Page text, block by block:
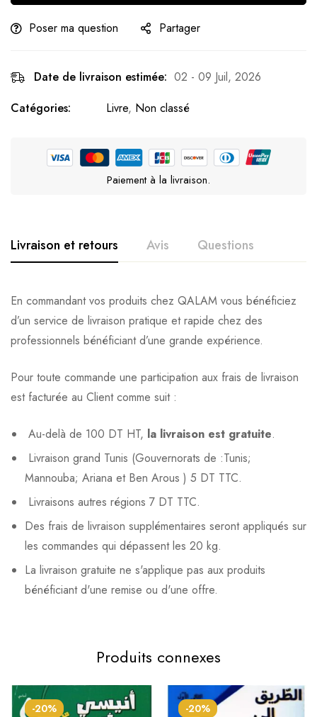
Poser ma question Partager
Date de livraison estimée: 02 - 09 Juil, 2026
Catégories:
Livre, Non classé
Paiement à la livraison.
Livraison et retours Avis Questions
En commandant vos produits chez QALAM vous bénéficiez
d’un service de livraison pratique et rapide chez des
professionnels bénéficiant d’une grande expérience.
Pour toute commande une participation aux frais de livraison
est facturée au Client comme suit :
Au-delà de 100 DT HT, la livraison est gratuite.
Livraison grand Tunis (Gouvernorats de :Tunis;
Mannouba; Ariana et Ben Arous ) 5 DT TTC.
Livraisons autres régions 7 DT TTC.
Des frais de livraison supplémentaires seront appliqués sur
les commandes qui dépassent les 20 kg.
La livraison gratuite ne s'applique pas aux produits
bénéficiant d'une remise ou d'une offre.
Produits connexes
-20% -20%